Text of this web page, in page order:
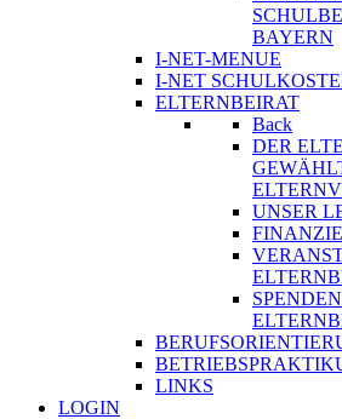
BAYERN
I-NET-MENUE
I-NET
ELTERNBEIRAT
Back
DER
UNSER
LINKS
LOGIN